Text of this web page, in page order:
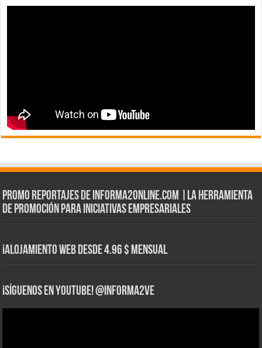
Promo Reportajes de informa2online.com |La herramienta
de Promoción para iniciativas empresariales
¡Alojamiento web Desde 4.96 $ Mensual
¡Síguenos en YouTube! @informa2ve